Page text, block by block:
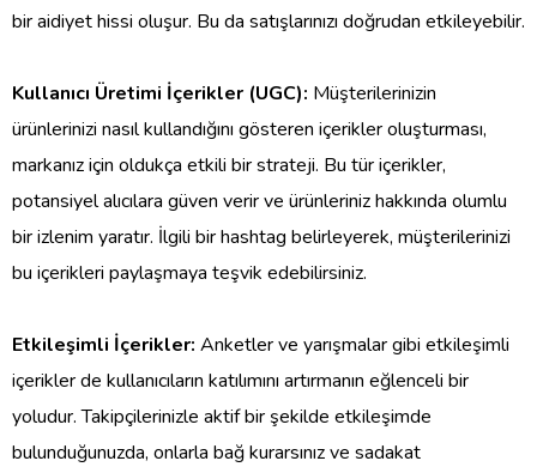
bir aidiyet hissi oluşur. Bu da satışlarınızı doğrudan etkileyebilir.
Kullanıcı Üretimi İçerikler (UGC): Müşterilerinizin
ürünlerinizi nasıl kullandığını gösteren içerikler oluşturması,
markanız için oldukça etkili bir strateji. Bu tür içerikler,
potansiyel alıcılara güven verir ve ürünleriniz hakkında olumlu
bir izlenim yaratır. İlgili bir hashtag belirleyerek, müşterilerinizi
bu içerikleri paylaşmaya teşvik edebilirsiniz.
Etkileşimli İçerikler: Anketler ve yarışmalar gibi etkileşimli
içerikler de kullanıcıların katılımını artırmanın eğlenceli bir
yoludur. Takipçilerinizle aktif bir şekilde etkileşimde
bulunduğunuzda, onlarla bağ kurarsınız ve sadakat